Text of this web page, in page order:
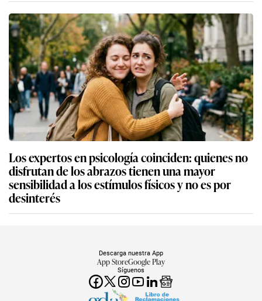
Los expertos en psicología coinciden: quienes no
disfrutan de los abrazos tienen una mayor
sensibilidad a los estímulos físicos y no es por
desinterés
Síguenos
Descarga nuestra App
App StoreGoogle Play